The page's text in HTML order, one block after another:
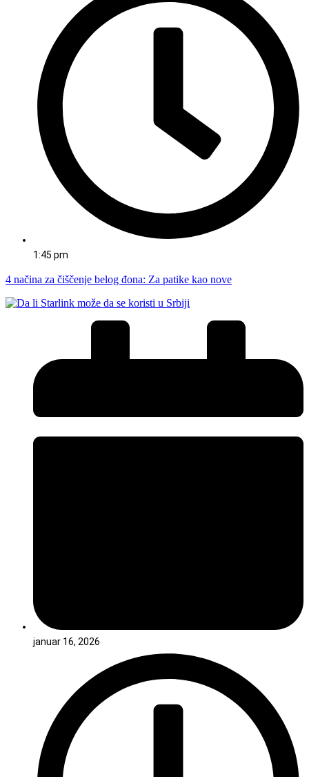
1:45 pm
4 načina za čiščenje belog đona: Za patike kao nove
januar 16, 2026